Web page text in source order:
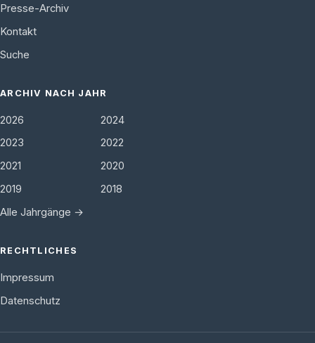
Presse-Archiv
Kontakt
Suche
ARCHIV NACH JAHR
2026
2024
2023
2022
2021
2020
2019
2018
Alle Jahrgänge →
RECHTLICHES
Impressum
Datenschutz